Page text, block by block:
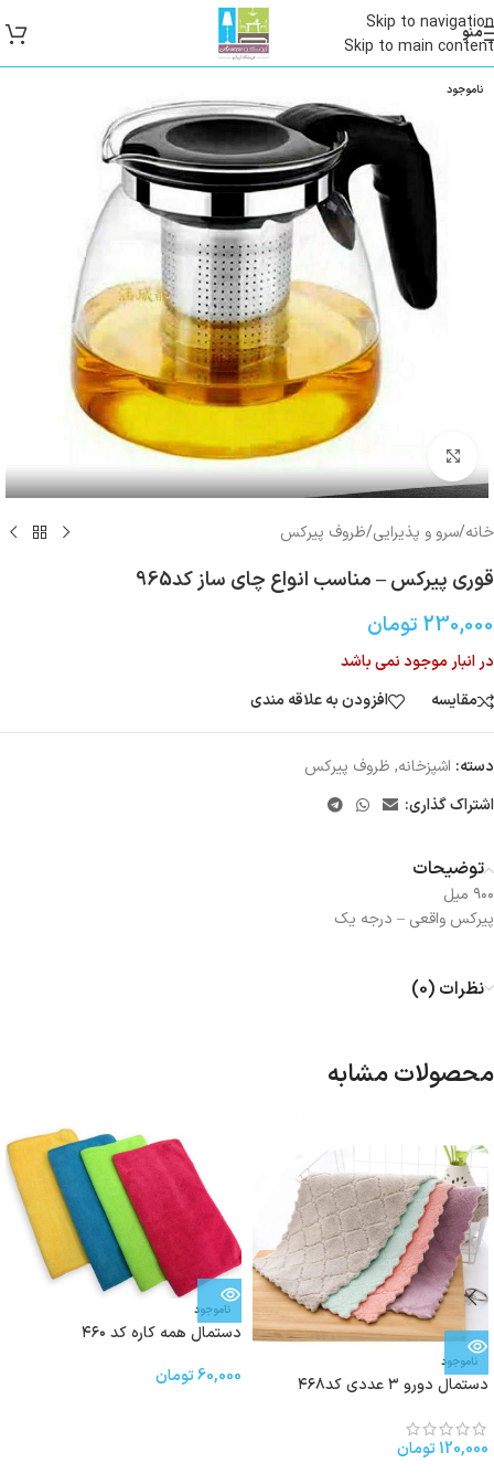
Skip to navigation
Skip to main content
منو
ناموجود
خانه/سرو و پذیرایی/ظروف پیرکس
قوری پیرکس – مناسب انواع چای ساز کد965
230,000 تومان
در انبار موجود نمی باشد
مقایسه
افزودن به علاقه مندی
دسته: اشپزخانه, ظروف پیرکس
اشتراک گذاری:
توضیحات
۹۰۰ میل
پیرکس واقعی – درجه یک
نظرات (0)
محصولات مشابه
ناموجود
دستمال دورو ۳ عددی کد۴۶۸
120,000تومان
ناموجود
دستمال همه کاره کد ۴۶۰
60,000تومان